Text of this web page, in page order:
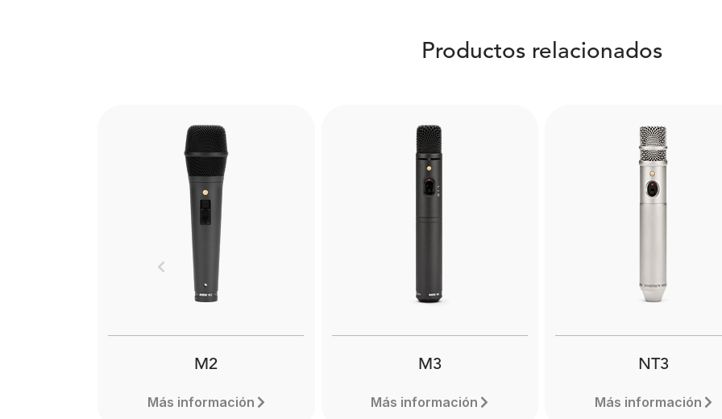
Productos relacionados
M2
Más información
M3
Más información
NT3
Más información
Previous